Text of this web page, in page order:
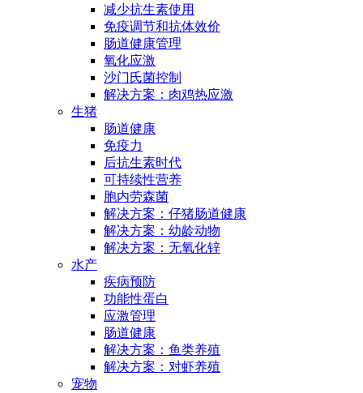
减少抗生素使用
免疫调节和抗体效价
肠道健康管理
氧化应激
沙门氏菌控制
解决方案：肉鸡热应激
生猪
肠道健康
免疫力
后抗生素时代
可持续性营养
胞内劳森菌
解决方案：仔猪肠道健康
解决方案：幼龄动物
解决方案：无氧化锌
水产
疾病预防
功能性蛋白
应激管理
肠道健康
解决方案：鱼类养殖
解决方案：对虾养殖
宠物